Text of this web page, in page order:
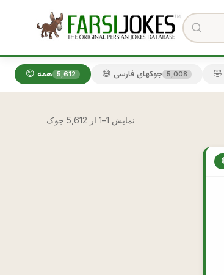
😊 همه 5,612 😄 جوکهای فارسی 5,008
نمایش 1–1 از 5,612 جوک